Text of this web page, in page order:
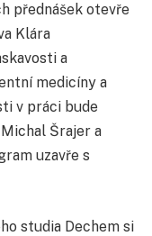
přednášek otevře
Klára
a
medicíny a
v práci bude
Šrajer a
uzavře s
studia Dechem si